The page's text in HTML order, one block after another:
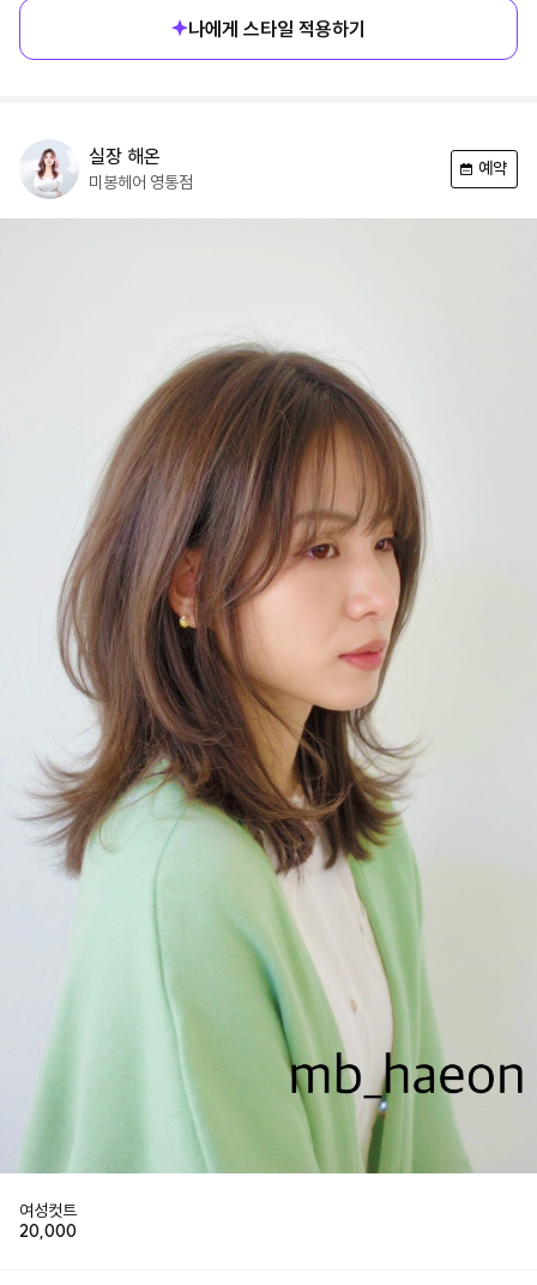
나에게 스타일 적용하기
실장 해온
미봉헤어 영통점
예약
여성컷트
20,000